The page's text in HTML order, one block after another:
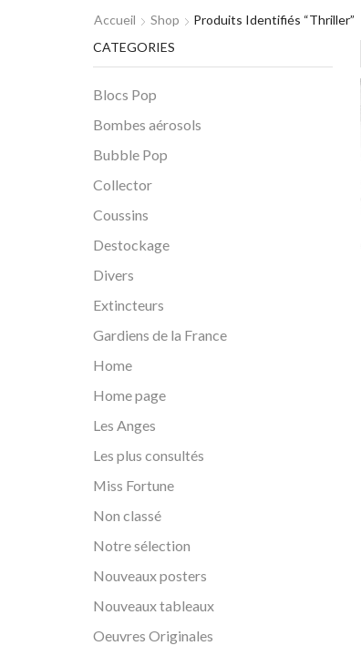
Accueil Shop Produits Identifiés “thriller”
CATEGORIES
Blocs Pop
Bombes aérosols
Bubble Pop
Collector
Coussins
Destockage
Divers
Extincteurs
Gardiens de la France
Home
Home page
Les Anges
Les plus consultés
Miss Fortune
Non classé
Notre sélection
Nouveaux posters
Nouveaux tableaux
Oeuvres Originales